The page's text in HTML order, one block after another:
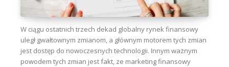
W ciągu ostatnich trzech dekad globalny rynek finansowy
uległ gwałtownym zmianom, a głównym motorem tych zmian
jest dostęp do nowoczesnych technologii. Innym ważnym
powodem tych zmian jest fakt, że marketing finansowy